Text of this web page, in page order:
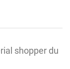
shopper du